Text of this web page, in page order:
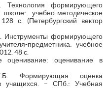
формирующего
учебно-методическое
с. (Петербургский вектор
Инструменты формирующего
предметника: учебное
48 с.
оценивание в
Формирующая оценка
учащихся. – СПб.: Учебная